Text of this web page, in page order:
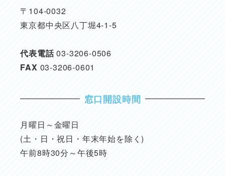
〒104-0032
東京都中央区八丁堀4-1-5
代表電話03-3206-0506
FAX 03-3206-0601
窓口開設時間
月曜日～金曜日
(土・日・祝日・年末年始を除く)
午前8時30分～午後5時